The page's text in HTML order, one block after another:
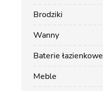
Brodziki
Wanny
Baterie łazienkowe
Meble